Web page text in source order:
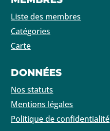
Liste des membres
Catégories
Carte
DONNÉES
Nos statuts
Mentions légales
Politique de confidentialité